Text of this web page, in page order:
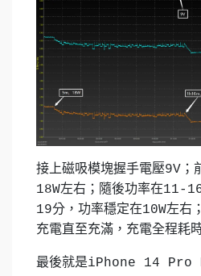
接上磁吸模塊握手電壓9V；
18W左右；隨後功率在11-
19分，功率穩定在10W左右
充電直至充滿，充電全程耗
最後就是iPhone 14 Pro